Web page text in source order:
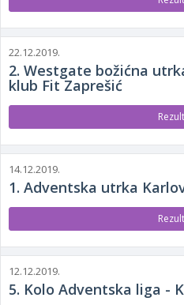
22.12.2019.
2. Westgate božićna
klub Fit Zaprešić
14.12.2019.
1. Adventska utrka
12.12.2019.
5. Kolo Adventska liga -